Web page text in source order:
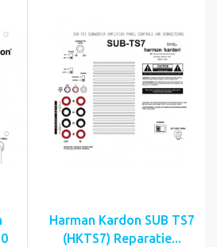
Harman Kardon SUB TS7
(HKTS7) Reparatie...